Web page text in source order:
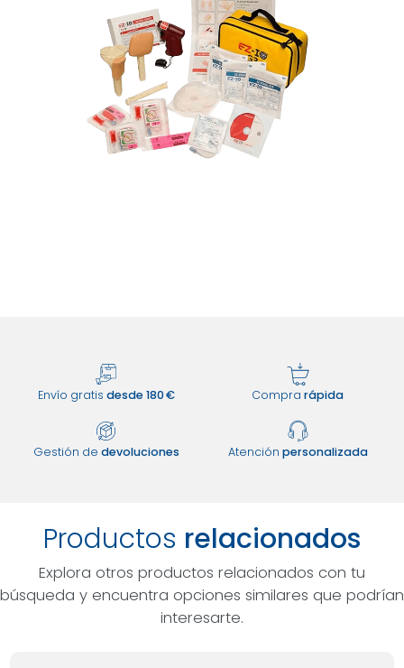
Envío gratis desde 180 € Comprarápida
Gestión de devoluciones Atención personalizada
Productos relacionados
Explora otros productos relacionados con tu
búsqueda y encuentra opciones similares que podrían
interesarte.